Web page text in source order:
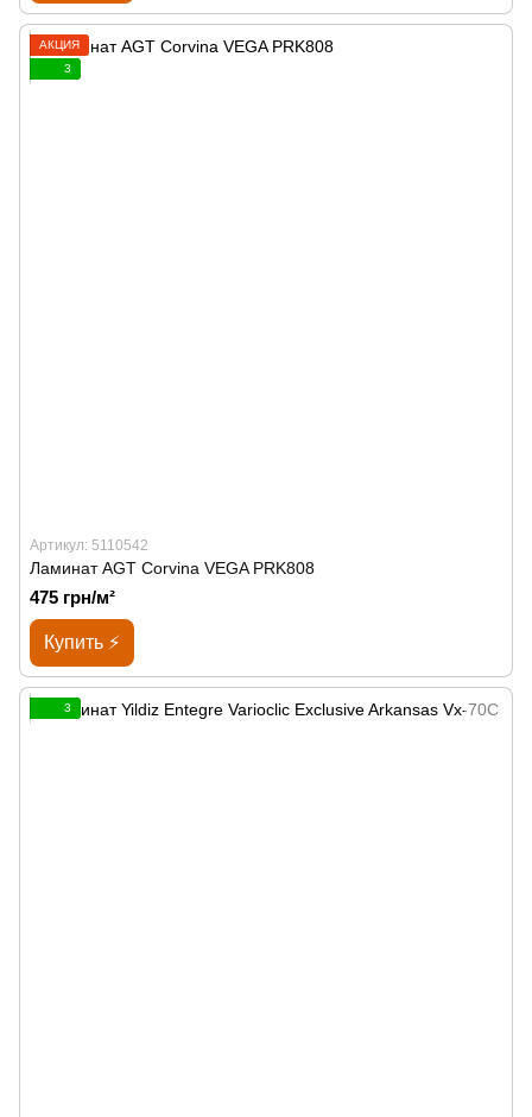
АКЦИЯ
3
Артикул: 5110542
Ламинат AGT Corvina VEGA PRK808
475 грн/м²
Купить ⚡
3